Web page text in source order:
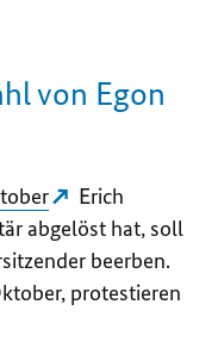
von Egon
Erich
abgelöst hat, soll
beerben.
protestieren